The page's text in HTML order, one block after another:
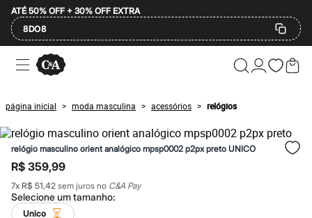
ATÉ 50% OFF + 30% OFF EXTRA
8DO8
Ofertas
Compre por Departamento
Masculino
Infantil
Calçados
Mindse7
Plus Size
Até 20% off
Até 40% off
Até 60% off
A partir de 60% off
Feminino
página inicial > moda masculina > acessórios > relógios
relógio masculino orient analógico mpsp0002 p2px preto UNICO
R$ 359,99
7x R$ 51,42 sem juros no C&A Pay
Selecione umtamanho:
Unico